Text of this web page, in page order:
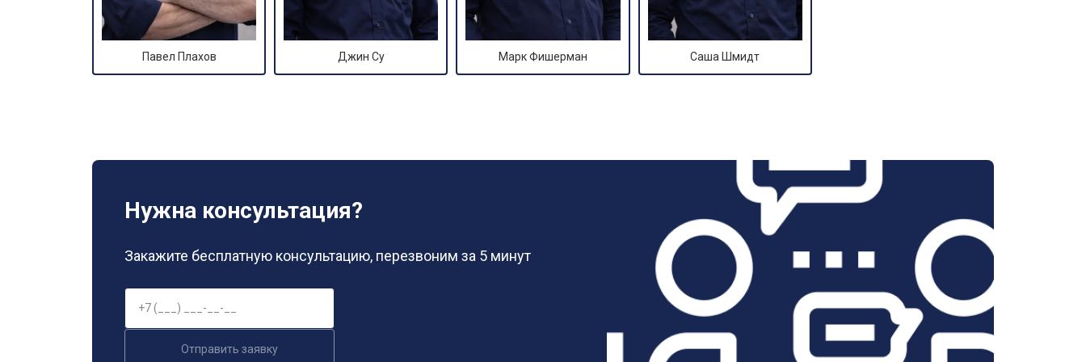
Павел Плахов Джин Су Марк Фишерман Саша Шмидт
Нужна консультация?
Закажите бесплатную консультацию, перезвоним за 5 минут
Отправить заявку